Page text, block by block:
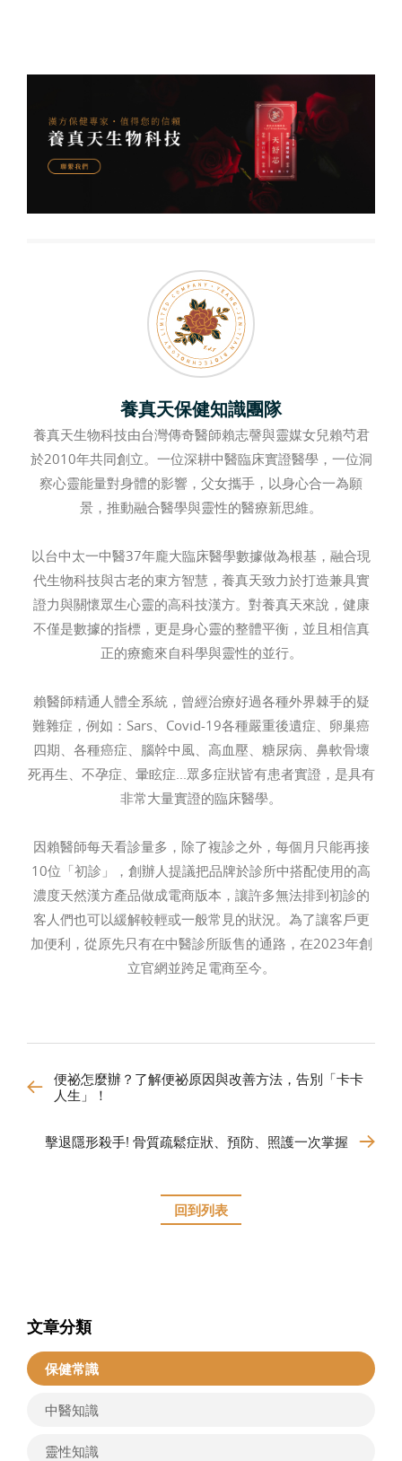
養真天保健知識團隊
養真天生物科技由台灣傳奇醫師賴志謦與靈媒女兒賴芍君
於2010年共同創立。一位深耕中醫臨床實證醫學，一位洞
察心靈能量對身體的影響，父女攜手，以身心合一為願
景，推動融合醫學與靈性的醫療新思維。
以台中太一中醫37年龐大臨床醫學數據做為根基，融合現
代生物科技與古老的東方智慧，養真天致力於打造兼具實
證力與關懷眾生心靈的高科技漢方。對養真天來說，健康
不僅是數據的指標，更是身心靈的整體平衡，並且相信真
正的療癒來自科學與靈性的並行。
賴醫師精通人體全系統，曾經治療好過各種外界棘手的疑
難雜症，例如：Sars、Covid-19各種嚴重後遺症、卵巢癌
四期、各種癌症、腦幹中風、高血壓、糖尿病、鼻軟骨壞
死再生、不孕症、暈眩症...眾多症狀皆有患者實證，是具有
非常大量實證的臨床醫學。
因賴醫師每天看診量多，除了複診之外，每個月只能再接
10位「初診」，創辦人提議把品牌於診所中搭配使用的高
濃度天然漢方產品做成電商版本，讓許多無法排到初診的
客人們也可以緩解較輕或一般常見的狀況。為了讓客戶更
加便利，從原先只有在中醫診所販售的通路，在2023年創
立官網並跨足電商至今。
便祕怎麼辦？了解便祕原因與改善方法，告別「卡卡
人生」！
擊退隱形殺手! 骨質疏鬆症狀、預防、照護一次掌握
回到列表
文章分類
保健常識
中醫知識
靈性知識